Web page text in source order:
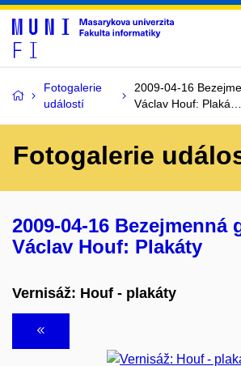
Fotogalerie
událostí
2009-04-16
Václav Houf: Plaká…
Fotogalerie
2009-04-16 Bezejmenná
Václav Houf: Plakáty
Vernisáž: Houf - plakáty